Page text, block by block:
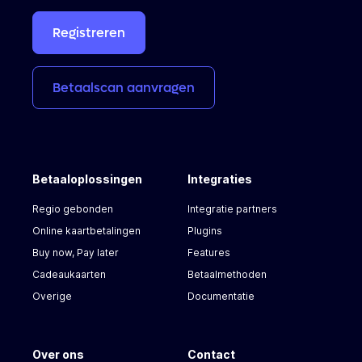
Registreren
Betaalscan aanvragen
Betaaloplossingen
Regio gebonden
Online kaartbetalingen
Buy now, Pay later
Cadeaukaarten
Overige
Integraties
Integratie partners
Plugins
Features
Betaalmethoden
Documentatie
Over ons Contact